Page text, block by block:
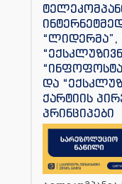
“ლიდერმა”,
და
ქარტიის
პრინციპები